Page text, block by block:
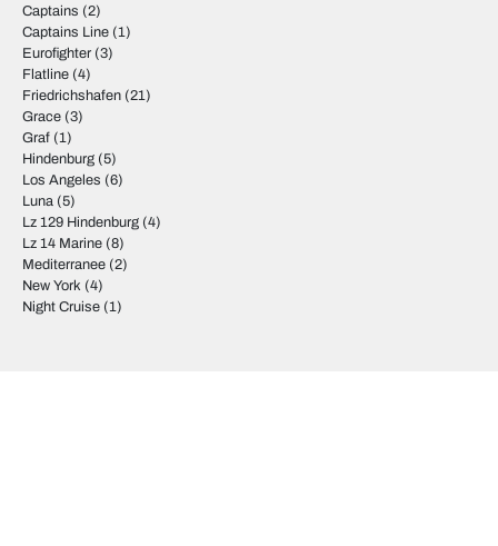
Captains (2)
Captains Line (1)
Eurofighter (3)
Flatline (4)
Friedrichshafen (21)
Grace (3)
Graf (1)
Hindenburg (5)
Los Angeles (6)
Luna (5)
Lz 129 Hindenburg (4)
Lz 14 Marine (8)
Mediterranee (2)
New York (4)
Night Cruise (1)